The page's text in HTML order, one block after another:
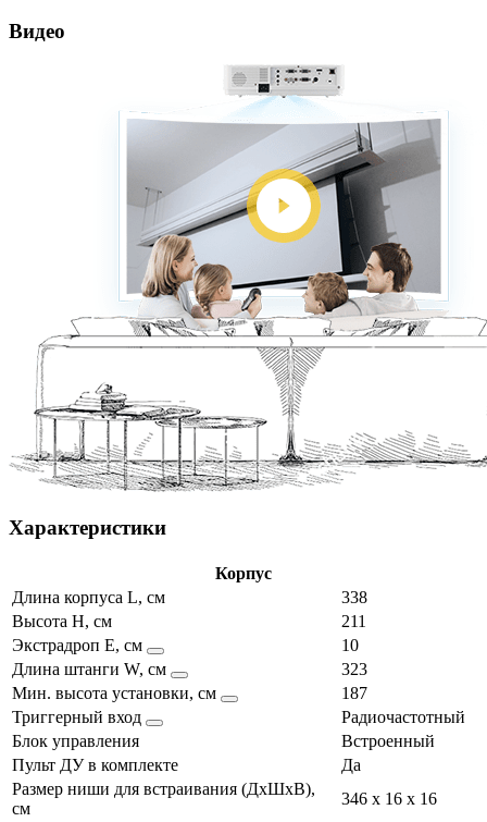
Видео
Характеристики
Корпус
Длина корпуса L, см
338
Высота H, см
211
Экстрадроп E, см
10
Длина штанги W, см
323
Мин. высота установки, см
187
Триггерный вход
Радиочастотный
Блок управления
Встроенный
Пульт ДУ в комплекте
Да
Размер ниши для встраивания (ДхШхВ),
см
346 x 16 x 16